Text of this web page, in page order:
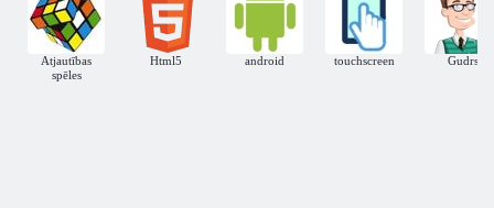
Atjautības
spēles
Html5 android touchscreen Gudrs